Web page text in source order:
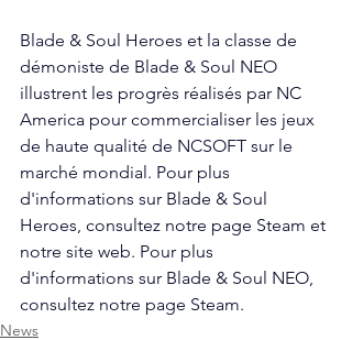
Blade & Soul Heroes et la classe de
démoniste de Blade & Soul NEO
illustrent les progrès réalisés par NC
America pour commercialiser les jeux
de haute qualité de NCSOFT sur le
marché mondial. Pour plus
d'informations sur Blade & Soul
Heroes, consultez notre page Steam et
notre site web. Pour plus
d'informations sur Blade & Soul NEO,
consultez notre page Steam.
News